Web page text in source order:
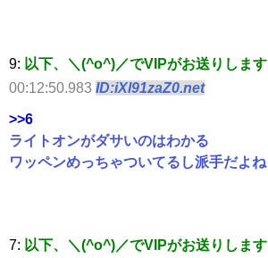
9: 以下、＼(^o^)／でVIPがお送りします
00:12:50.983 ID:iXl91zaZ0.net
>>6
ライトオンがダサいのはわかる
ワッペンめっちゃついてるし派手だよね
7: 以下、＼(^o^)／でVIPがお送りします